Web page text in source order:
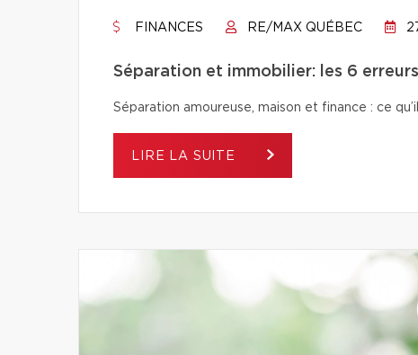
FINANCES RE/MAX QUÉBEC
Séparation et immobilier: les 6
Séparation amoureuse, maison et finance : ce
LIRE LA SUITE